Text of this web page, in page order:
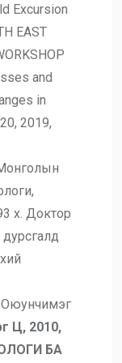
Excursion
EAST
and
in
2019,
х. Доктор
Ц, 2010,
БА